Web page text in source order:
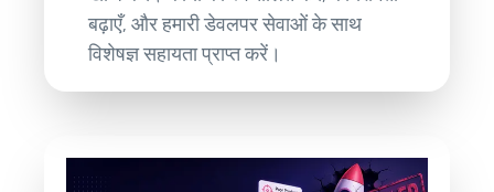
बढ़ाएँ, और हमारी डेवलपर सेवाओं के साथ
विशेषज्ञ सहायता प्राप्त करें।